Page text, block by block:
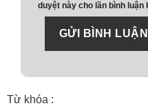
duyệt này cho lần bình luận
GỬI BÌNH LUẬN
Từ khóa :